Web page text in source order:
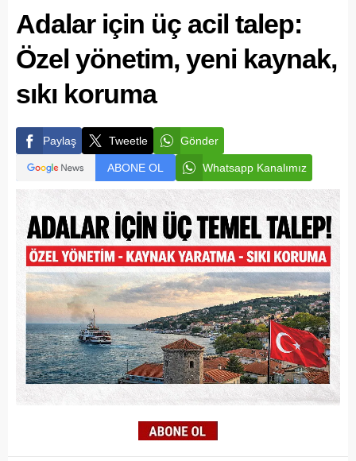
Adalar için üç acil talep:
Özel yönetim, yeni kaynak,
sıkı koruma
Paylaş Tweetle Gönder
ABONE OL Whatsapp Kanalımız